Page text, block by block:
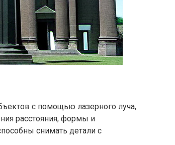
с помощью лазерного луча,
расстояния, формы и
снимать детали с